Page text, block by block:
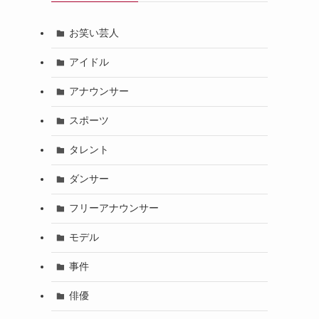
お笑い芸人
アイドル
アナウンサー
スポーツ
タレント
ダンサー
フリーアナウンサー
モデル
事件
俳優